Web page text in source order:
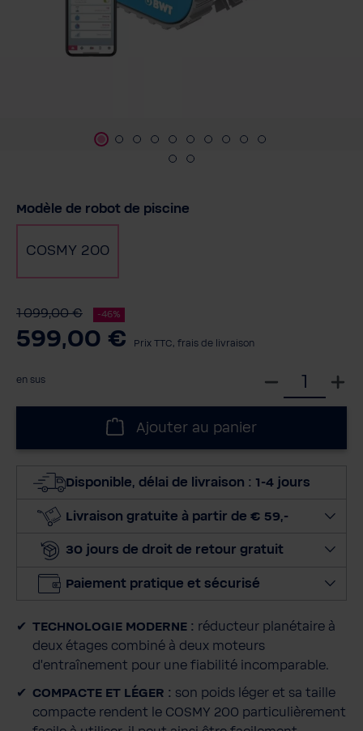
Sélectionnez
Modèle de robot de piscine
COSMY 200
1 099,00 € -46%
599,00 € Prix TTC, frais de livraison
en sus
c
o
n
r
a
a
n
Ajouter au panier
Disponible, délai de livraison : 1-4 jours
Livraison gratuite à partir de € 59,-
30 jours de droit de retour gratuit
Paiement pratique et sécurisé
TECHNOLOGIE MODERNE : réducteur planétaire à
deux étages combiné à deux moteurs
d'entraînement pour une fiabilité incomparable.
COMPACTE ET LÉGER : son poids léger et sa taille
compacte rendent le COSMY 200 particulièrement